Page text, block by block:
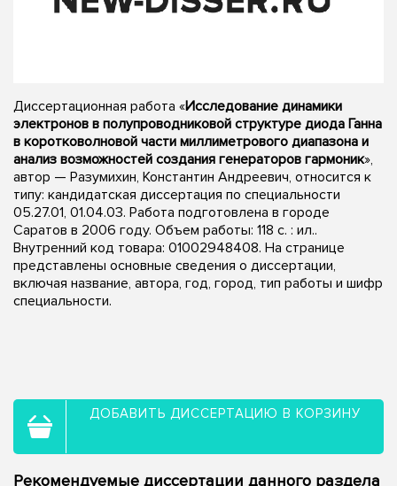
Диссертационная работа «Исследование динамики
электронов в полупроводниковой структуре диода Ганна
в коротковолновой части миллиметрового диапазона и
анализ возможностей создания генераторов гармоник»,
автор — Разумихин, Константин Андреевич, относится к
типу: кандидатская диссертация по специальности
05.27.01, 01.04.03. Работа подготовлена в городе
Саратов в 2006 году. Объем работы: 118 с. : ил..
Внутренний код товара: 01002948408. На странице
представлены основные сведения о диссертации,
включая название, автора, год, город, тип работы и шифр
специальности.
ДОБАВИТЬ ДИССЕРТАЦИЮ В КОРЗИНУ
Рекомендуемые диссертации данного раздела